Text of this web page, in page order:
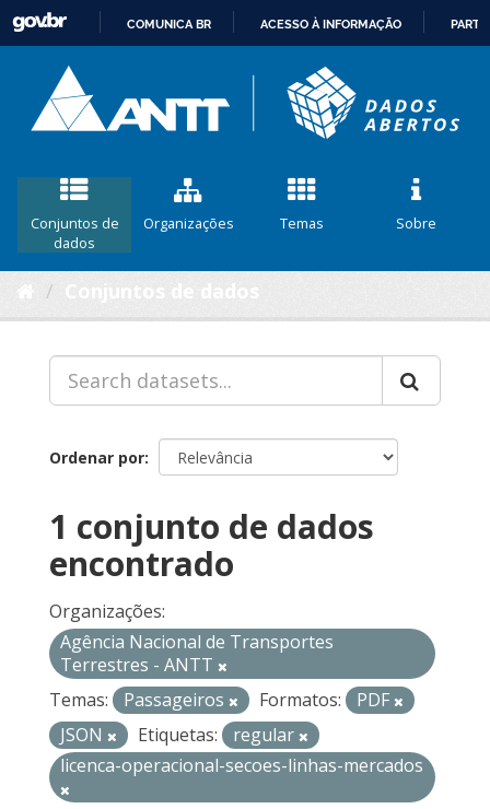
CONTEÚDO
COMUNICA BR ACESSO À INFORMAÇÃO
Conjuntos de
dados
Organizações Temas Sobre
Ordenar por
1 conjunto de dados
encontrado
Organizações:
Agência Nacional de Transportes
Terrestres - ANTT
Temas:
Passageiros Formatos:
PDF
JSON
Etiquetas:
regular
licenca-operacional-secoes-linhas-mercados